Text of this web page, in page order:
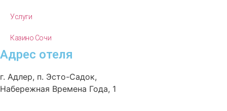
Услуги
Казино Сочи
Адрес отеля
г. Адлер, п. Эсто-Садок,
Набережная Времена Года, 1